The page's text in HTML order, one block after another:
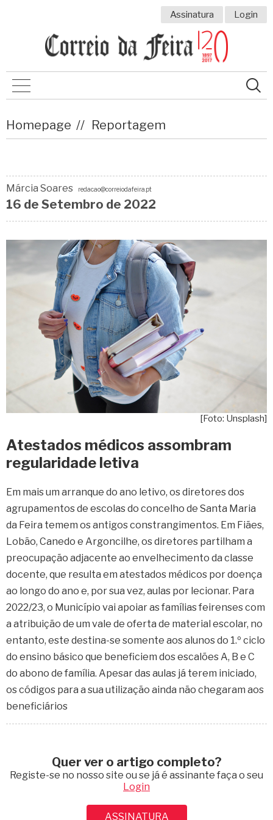
Assinatura Login
Homepage Reportagem
Márcia Soares redacao@correiodafeira.pt
16 de Setembro de 2022
[Foto: Unsplash]
Atestados médicos assombram
regularidade letiva
Em mais um arranque do ano letivo, os diretores dos
agrupamentos de escolas do concelho de Santa Maria
da Feira temem os antigos constrangimentos. Em Fiães,
Lobão, Canedo e Argoncilhe, os diretores partilham a
preocupação adjacente ao envelhecimento da classe
docente, que resulta em atestados médicos por doença
ao longo do ano e, por sua vez, aulas por lecionar. Para
2022/23, o Município vai apoiar as famílias feirenses com
a atribuição de um vale de oferta de material escolar, no
entanto, este destina-se somente aos alunos do 1.º ciclo
do ensino básico que beneficiem dos escalões A, B e C
do abono de família. Apesar das aulas já terem iniciado,
os códigos para a sua utilização ainda não chegaram aos
beneficiários
Quer ver o artigo completo?
Registe-se no nosso site ou se já é assinante faça o seu
Login
ASSINATURA